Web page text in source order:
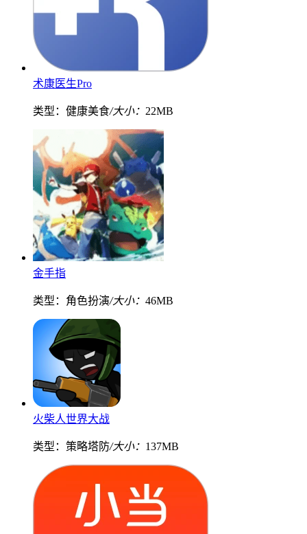
术康医生Pro
类型：健康美食/大小： 22MB
金手指
类型：角色扮演/大小： 46MB
火柴人世界大战
类型：策略塔防/大小： 137MB